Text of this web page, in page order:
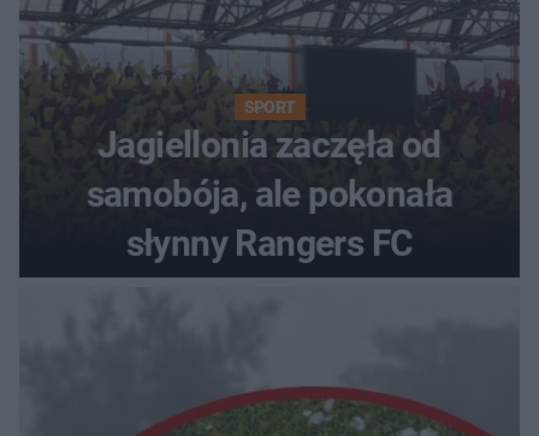
SPORT
Jagiellonia zaczęła od
samobója, ale pokonała
słynny Rangers FC